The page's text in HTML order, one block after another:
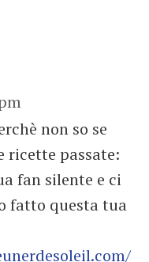
non so se
ricette passate:
fan silente e ci
fatto questa tua